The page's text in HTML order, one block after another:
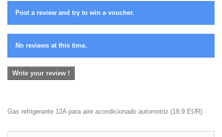
Post a review and try to win a voucher.
No reviews at this time.
Write your review !
Gas refrigerante 12A para aire acondicionado automotriz (18.9 EUR)